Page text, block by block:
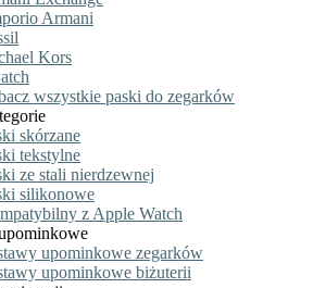
Armani
Kors
wszystkie paski do zegarków
skórzane
tekstylne
ze stali nierdzewnej
silikonowe
z Apple Watch
upominkowe zegarków
upominkowe biżuterii